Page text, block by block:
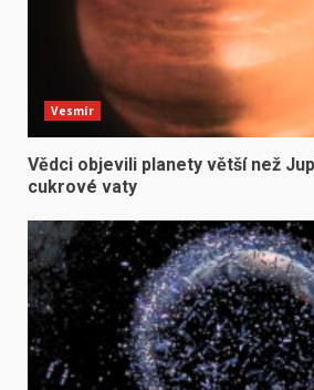
Vesmír
Vědci objevili planety větší než
cukrové vaty